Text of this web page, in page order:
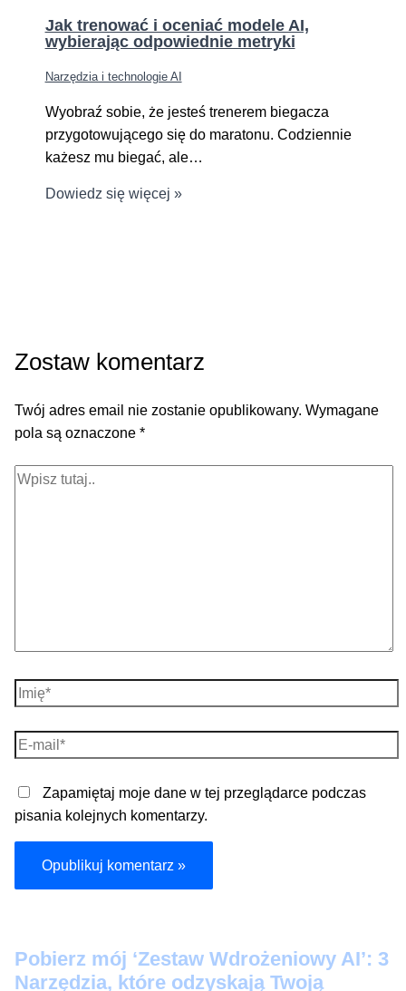
Jak trenować i oceniać modele AI,
wybierając odpowiednie metryki
Narzędzia i technologie AI
Wyobraź sobie, że jesteś trenerem biegacza
przygotowującego się do maratonu. Codziennie
każesz mu biegać, ale…
Dowiedz się więcej »
Zostaw komentarz
Twój adres email nie zostanie opublikowany. Wymagane
pola są oznaczone*
Wpisz
Imię*
E-
mail*
Zapamiętaj moje dane w tej przeglądarce podczas
pisania kolejnych komentarzy.
Pobierz mój ‘Zestaw Wdrożeniowy AI’: 3
Narzędzia, które odzyskają Twoją